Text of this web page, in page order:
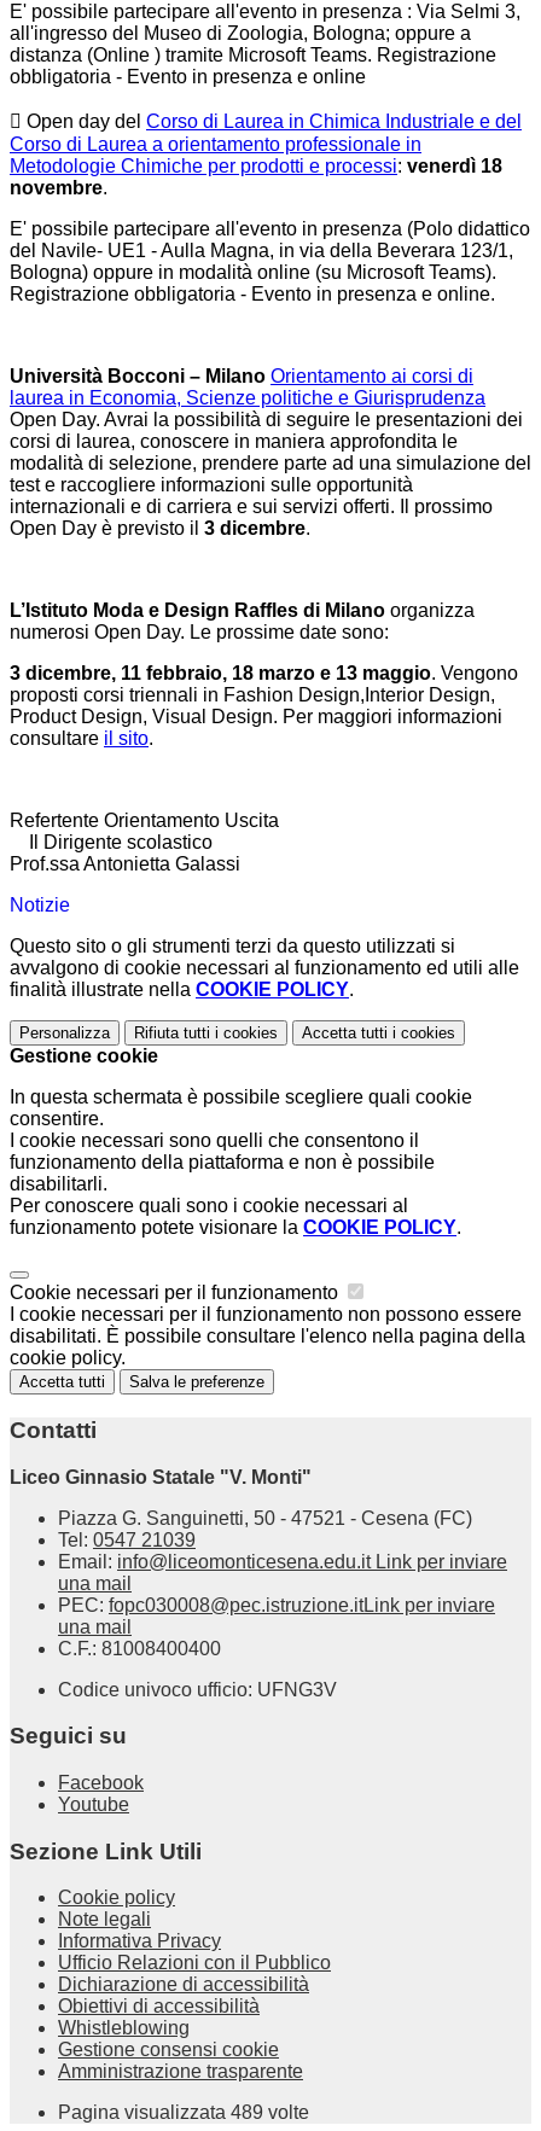
E' possibile partecipare all'evento in presenza : Via Selmi 3,
all'ingresso del Museo di Zoologia, Bologna; oppure a
distanza (Online ) tramite Microsoft Teams. Registrazione
obbligatoria - Evento in presenza e online
 Open day del Corso di Laurea in Chimica Industriale e del
Corso di Laurea a orientamento professionale in
Metodologie Chimiche per prodotti e processi: venerdì 18
novembre.
E' possibile partecipare all'evento in presenza (Polo didattico
del Navile- UE1 - Aulla Magna, in via della Beverara 123/1,
Bologna) oppure in modalità online (su Microsoft Teams).
Registrazione obbligatoria - Evento in presenza e online.
Università Bocconi – Milano Orientamento ai corsi di
laurea in Economia, Scienze politiche e Giurisprudenza
Open Day. Avrai la possibilità di seguire le presentazioni dei
corsi di laurea, conoscere in maniera approfondita le
modalità di selezione, prendere parte ad una simulazione del
test e raccogliere informazioni sulle opportunità
internazionali e di carriera e sui servizi offerti. Il prossimo
Open Day è previsto il 3 dicembre.
L’Istituto Moda e Design Raffles di Milano organizza
numerosi Open Day. Le prossime date sono:
3 dicembre, 11 febbraio, 18 marzo e 13 maggio. Vengono
proposti corsi triennali in Fashion Design,Interior Design,
Product Design, Visual Design. Per maggiori informazioni
consultare il sito.
Refertente Orientamento Uscita
Il Dirigente scolastico
Prof.ssa Antonietta Galassi
Notizie
Questo sito o gli strumenti terzi da questo utilizzati si
avvalgono di cookie necessari al funzionamento ed utili alle
finalità illustrate nella COOKIE POLICY.
Personalizza Rifiuta tutti i cookies Accetta tutti i cookies
Gestione cookie
In questa schermata è possibile scegliere quali cookie
consentire.
I cookie necessari sono quelli che consentono il
funzionamento della piattaforma e non è possibile
disabilitarli.
Per conoscere quali sono i cookie necessari al
funzionamento potete visionare la COOKIE POLICY.
Cookie necessari per il funzionamento
I cookie necessari per il funzionamento non possono essere
disabilitati. È possibile consultare l'elenco nella pagina della
cookie policy.
Accetta tutti Salva le preferenze
Contatti
Liceo Ginnasio Statale "V. Monti"
Piazza G. Sanguinetti, 50 - 47521 - Cesena (FC)
Tel: 0547 21039
Email: info@liceomonticesena.edu.it Link per inviare
una mail
PEC: fopc030008@pec.istruzione.itLink per inviare
una mail
C.F.: 81008400400
Codice univoco ufficio: UFNG3V
Seguici su
Facebook
Youtube
Sezione Link Utili
Cookie policy
Note legali
Informativa Privacy
Ufficio Relazioni con il Pubblico
Dichiarazione di accessibilità
Obiettivi di accessibilità
Whistleblowing
Gestione consensi cookie
Amministrazione trasparente
Pagina visualizzata 489 volte